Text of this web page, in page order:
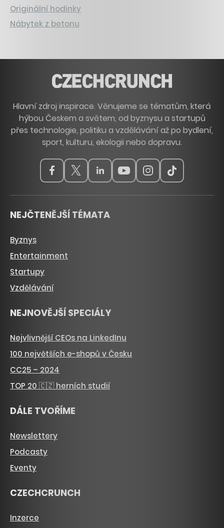
Originální hodinky
Nábytek z betonu
Hlavní zdroj inspirace. Věnujeme se tématům, která
hýbou Českem a světem, od byznysu a startupů
přes technologie, politiku a vzdělávání až po bydlení,
sport, kulturu, ekologii nebo dopravu.
NEJČTENĚJŠÍ TÉMATA
Byznys
Entertainment
Startupy
Vzdělávání
NEJNOVĚJŠÍ SPECIÁLY
Nejvlivnější CEOs na LinkedInu
100 největších e-shopů v Česku
CC25 – 2024
TOP 20 🇨🇿 herních studií
DÁLE TVOŘÍME
Newslettery
Podcasty
Eventy
CZECHCRUNCH
Inzerce